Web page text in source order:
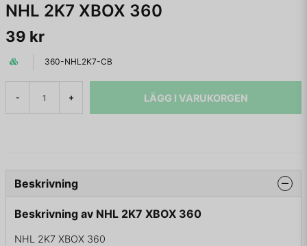
NHL 2K7 XBOX 360
39 kr
360-NHL2K7-CB
- + LÄGG I VARUKORGEN
Beskrivning
Beskrivning av NHL 2K7 XBOX 360
NHL 2K7 XBOX 360